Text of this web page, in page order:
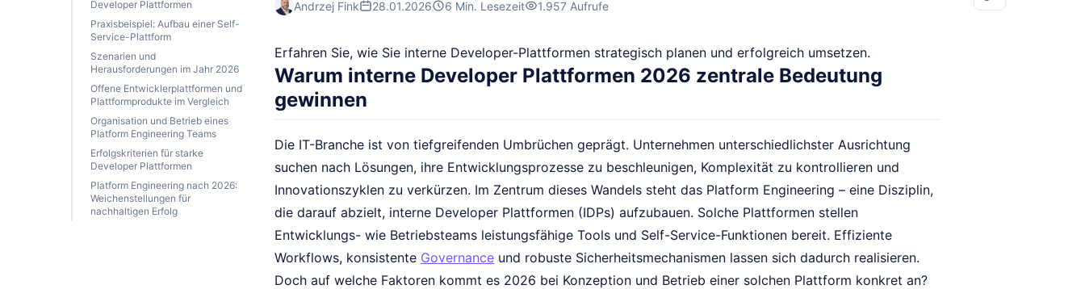
Developer Plattformen
Praxisbeispiel: Aufbau einer Self-
Service-Plattform
Szenarien und
Herausforderungen im Jahr 2026
Offene Entwicklerplattformen und
Plattformprodukte im Vergleich
Organisation und Betrieb eines
Platform Engineering Teams
Erfolgskriterien für starke
Developer Plattformen
Platform Engineering nach 2026:
Weichenstellungen für
nachhaltigen Erfolg
Andrzej Fink 28.01.2026 6 Min. Lesezeit 1.957 Aufrufe
Erfahren Sie, wie Sie interne Developer-Plattformen strategisch planen und erfolgreich umsetzen.
Warum interne Developer Plattformen 2026 zentrale Bedeutung
gewinnen
Die IT-Branche ist von tiefgreifenden Umbrüchen geprägt. Unternehmen unterschiedlichster Ausrichtung
suchen nach Lösungen, ihre Entwicklungsprozesse zu beschleunigen, Komplexität zu kontrollieren und
Innovationszyklen zu verkürzen. Im Zentrum dieses Wandels steht das Platform Engineering – eine Disziplin,
die darauf abzielt, interne Developer Plattformen (IDPs) aufzubauen. Solche Plattformen stellen
Entwicklungs- wie Betriebsteams leistungsfähige Tools und Self-Service-Funktionen bereit. Effiziente
Workflows, konsistente Governance und robuste Sicherheitsmechanismen lassen sich dadurch realisieren.
Doch auf welche Faktoren kommt es 2026 bei Konzeption und Betrieb einer solchen Plattform konkret an?